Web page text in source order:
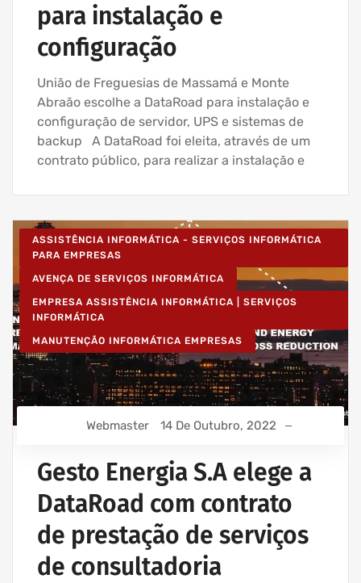
para instalação e
configuração
União de Freguesias de Massamá e Monte
Abraão escolhe a DataRoad para instalação e
configuração de servidor, UPS e sistemas de
backup A DataRoad foi eleita, através de um
contrato público, para realizar a instalação e
ASSISTÊNCIA INFORMÁTICA - SERVIÇOS INFORMÁTICA
PARA EMPRESAS
AVENÇA DE SERVIÇOS INFORMÁTICA
EMPRESA ASSISTÊNCIA INFORMÁTICA | SERVIÇOS
INFORMÁTICA
MANUTENÇÃO INFORMÁTICA EMPRESAS
Webmaster 14 De Outubro, 2022
Gesto Energia S.A elege a
DataRoad com contrato
de prestação de serviços
de consultadoria